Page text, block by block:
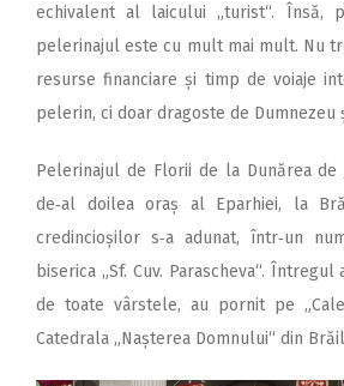
echivalent al laicului „turist“. Însă,
pelerinajul este cu mult mai mult. Nu
resurse financiare și timp de voiaje
pelerin, ci doar dragoste de Dumnezeu
Pelerinajul de Florii de la Dunărea
de‑al doilea oraș al Eparhiei, la
credincioșilor s‑a adunat, într‑un
biserica „Sf. Cuv. Parascheva“.
de toate vârstele, au pornit pe
Catedrala „Nașterea Domnului“ din